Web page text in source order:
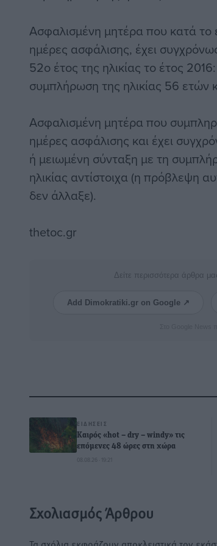
Ασφαλισμένη μητέρα που κατά το
ημέρες ασφάλισης, έχει
52o έτος της ηλικίας το έτος
συμπλήρωση της ηλικίας 56 ετών
Ασφαλισμένη μητέρα που
ημέρες ασφάλισης και έχει
ή μειωμένη σύνταξη με τη
ηλικίας αντίστοιχα (η πρόβλεψη
δεν άλλαξε).
thetoc.gr
Δείτε περισσότερα άρθρα
Add Dimokratiki.gr on Google ↗
ΕΙΔΉΣΕΙΣ
Καιρός «hot – dry – windy» τις
επόμενες 48 ώρες στη χώρα
08.08.26 · 19:21
Σχολιασμός Άρθρου